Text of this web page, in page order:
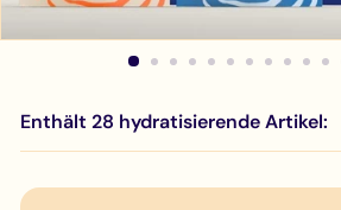
Enthält 28 hydratisierende Artikel: